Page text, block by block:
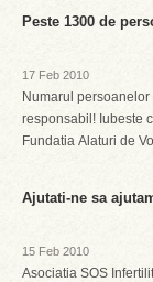
Peste 1300 de
17 Feb 2010
Numarul persoanelor
responsabil! Iubeste
Fundatia Alaturi de
Ajutati-ne sa
15 Feb 2010
Asociatia SOS